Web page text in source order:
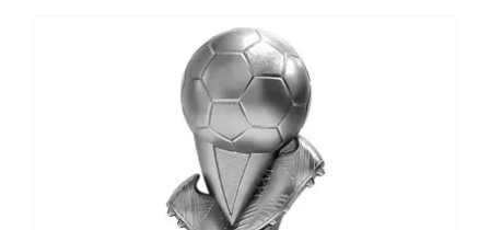
meerdere
variaties.
Deze
optie
kan
gekozen
worden